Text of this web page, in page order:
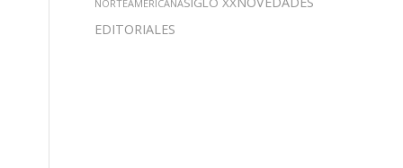
NORTEAMERICANA
EDITORIALES